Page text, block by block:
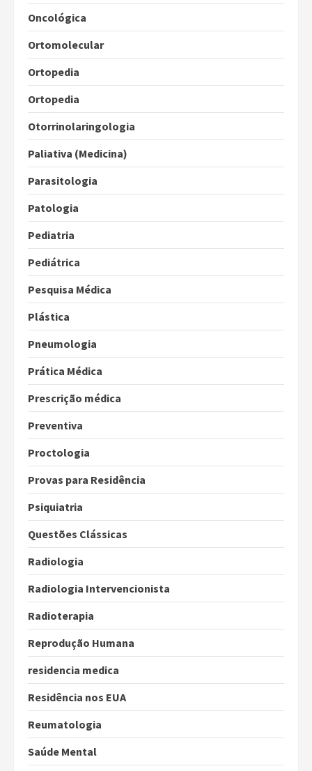
Oncológica
Ortomolecular
Ortopedia
Ortopedia
Otorrinolaringologia
Paliativa (Medicina)
Parasitologia
Patologia
Pediatria
Pediátrica
Pesquisa Médica
Plástica
Pneumologia
Prática Médica
Prescrição médica
Preventiva
Proctologia
Provas para Residência
Psiquiatria
Questões Clássicas
Radiologia
Radiologia Intervencionista
Radioterapia
Reprodução Humana
residencia medica
Residência nos EUA
Reumatologia
Saúde Mental